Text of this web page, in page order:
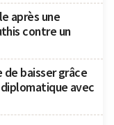
après une
contre un
baisser grâce
diplomatique avec